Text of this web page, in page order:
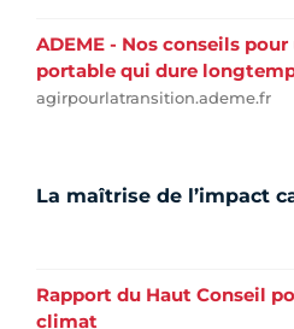
ADEME - Nos conseils
portable qui dure
agirpourlatransition.ademe.fr
La maîtrise de l’impact
Rapport du Haut Conseil
climat